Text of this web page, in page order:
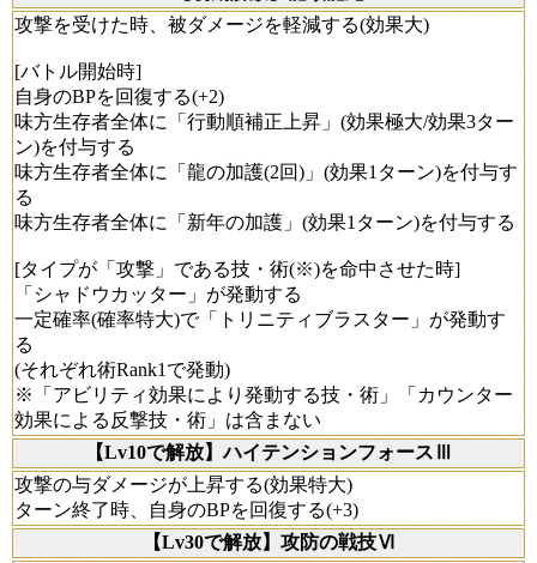
攻撃を受けた時、被ダメージを軽減する(効果大)
[バトル開始時]
自身のBPを回復する(+2)
味方生存者全体に「行動順補正上昇」(効果極大/効果3ター
ン)を付与する
味方生存者全体に「龍の加護(2回)」(効果1ターン)を付与す
る
味方生存者全体に「新年の加護」(効果1ターン)を付与する
[タイプが「攻撃」である技・術(※)を命中させた時]
「シャドウカッター」が発動する
一定確率(確率特大)で「トリニティブラスター」が発動す
る
(それぞれ術Rank1で発動)
※「アビリティ効果により発動する技・術」「カウンター
効果による反撃技・術」は含まない
【Lv10で解放】ハイテンションフォースⅢ
攻撃の与ダメージが上昇する(効果特大)
ターン終了時、自身のBPを回復する(+3)
【Lv30で解放】攻防の戦技Ⅵ